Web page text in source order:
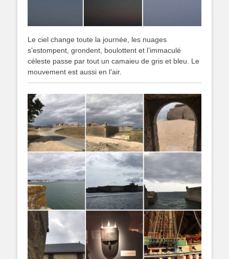
Le ciel change toute la journée, les nuages
s’estompent, grondent, boulottent et l’immaculé
céleste passe par tout un camaieu de gris et bleu. Le
mouvement est aussi en l’air.